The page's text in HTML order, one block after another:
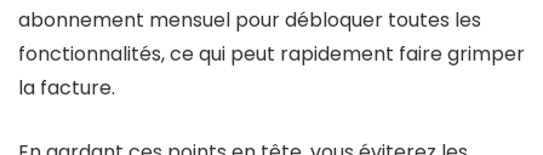
abonnement mensuel pour débloquer toutes les
fonctionnalités, ce qui peut rapidement faire grimper
la facture.